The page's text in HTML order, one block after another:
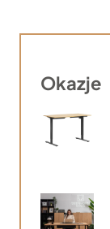
Okazje